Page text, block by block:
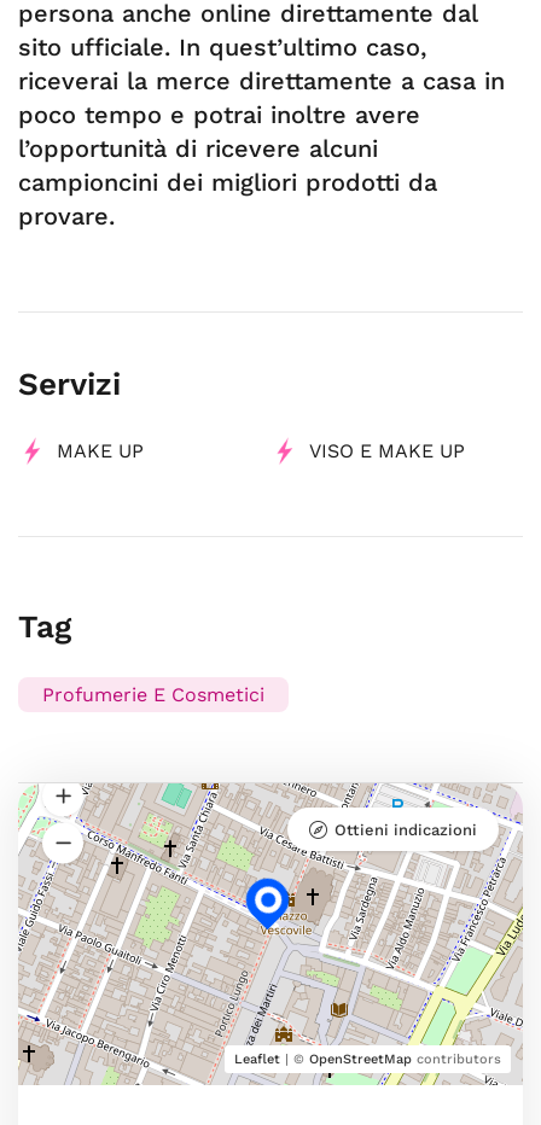
persona anche online direttamente dal
sito ufficiale. In quest’ultimo caso,
riceverai la merce direttamente a casa in
poco tempo e potrai inoltre avere
l’opportunità di ricevere alcuni
campioncini dei migliori prodotti da
provare.
Servizi
MAKE UP VISO E MAKE UP
Tag
Profumerie E Cosmetici
Leaflet | © OpenStreetMap contributors
Ottieni indicazioni